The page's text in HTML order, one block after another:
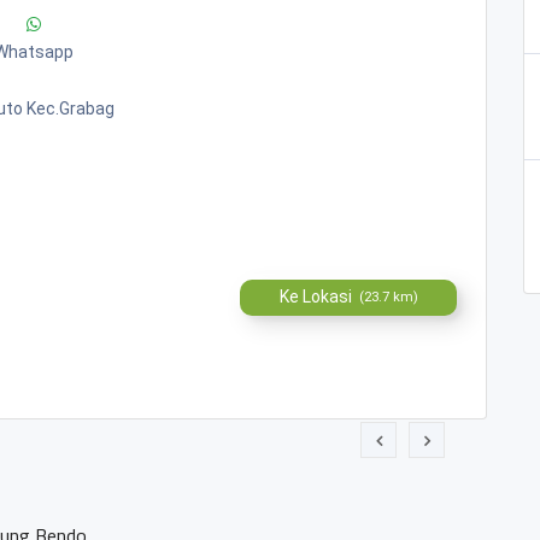
Kec.grabag
Ke Lokasi (23.7 km)